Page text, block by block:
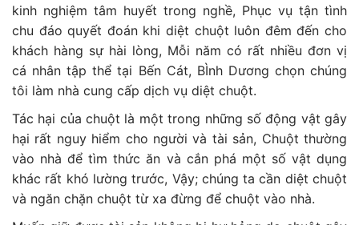
kinh nghiệm tâm huyết trong nghề, Phục vụ tận tình
chu đáo quyết đoán khi diệt chuột luôn đêm đến cho
khách hàng sự hài lòng, Mỗi năm có rất nhiều đơn vị
cá nhân tập thể tại Bến Cát, BÌnh Dương chọn chúng
tôi làm nhà cung cấp dịch vụ diệt chuột.
Tác hại của chuột là một trong những số động vật gây
hại rất nguy hiểm cho người và tài sản, Chuột thường
vào nhà để tìm thức ăn và cắn phá một số vật dụng
khác rất khó lường trước, Vậy; chúng ta cần diệt chuột
và ngăn chặn chuột từ xa đừng để chuột vào nhà.